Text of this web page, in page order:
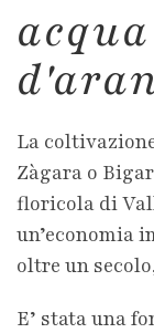
La
Zàgara o
floricola di
un’economia
oltre un
E’ stata una